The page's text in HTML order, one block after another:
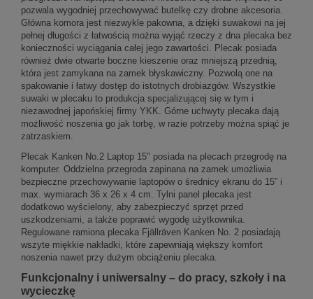
pozwala wygodniej przechowywać butelkę czy drobne akcesoria.
Główna komora jest niezwykle pakowna, a dzięki suwakowi na jej
pełnej długości z łatwością można wyjąć rzeczy z dna plecaka bez
konieczności wyciągania całej jego zawartości. Plecak posiada
również dwie otwarte boczne kieszenie oraz mniejszą przednią,
która jest zamykana na zamek błyskawiczny. Pozwolą one na
spakowanie i łatwy dostęp do istotnych drobiazgów. Wszystkie
suwaki w plecaku to produkcja specjalizującej się w tym i
niezawodnej japońskiej firmy YKK. Górne uchwyty plecaka dają
możliwość noszenia go jak torbę, w razie potrzeby można spiąć je
zatrzaskiem.
Plecak Kanken No.2 Laptop 15" posiada na plecach przegrodę na
komputer. Oddzielna przegroda zapinana na zamek umożliwia
bezpieczne przechowywanie laptopów o średnicy ekranu do 15” i
max. wymiarach 36 x 26 x 4 cm. Tylni panel plecaka jest
dodatkowo wyścielony, aby zabezpieczyć sprzęt przed
uszkodzeniami, a także poprawić wygodę użytkownika.
Regulowane ramiona plecaka Fjällräven Kanken No. 2 posiadają
wszyte miękkie nakładki, które zapewniają większy komfort
noszenia nawet przy dużym obciążeniu plecaka.
Funkcjonalny i uniwersalny – do pracy, szkoły i na
wycieczkę